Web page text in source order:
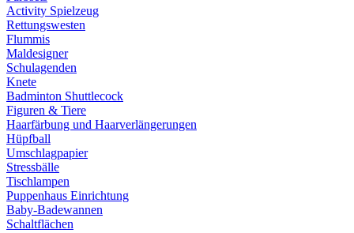
Activity Spielzeug
Rettungswesten
Flummis
Maldesigner
Schulagenden
Knete
Badminton Shuttlecock
Figuren & Tiere
Haarfärbung und Haarverlängerungen
Hüpfball
Umschlagpapier
Stressbälle
Tischlampen
Puppenhaus Einrichtung
Baby-Badewannen
Schaltflächen